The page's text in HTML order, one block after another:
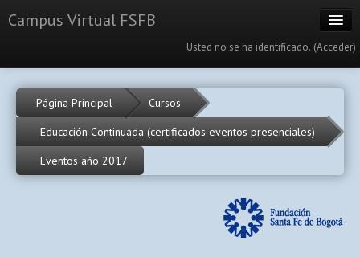
Campus Virtual FSFB
Usted no se ha identificado. (Acceder)
Calendario
Español - Internacional (es)
Página Principal
Cursos
Educación Continuada (certificados eventos presenciales)
Eventos año 2017